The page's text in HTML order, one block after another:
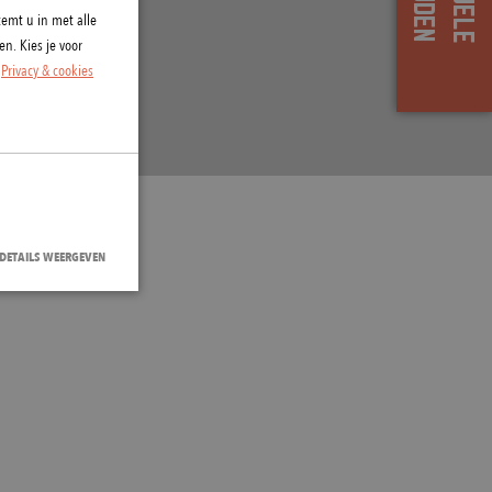
u in met alle
Kies je voor
Privacy & cookies
DETAILS WEERGEVEN
kan niet goed
om de
van Cookie-